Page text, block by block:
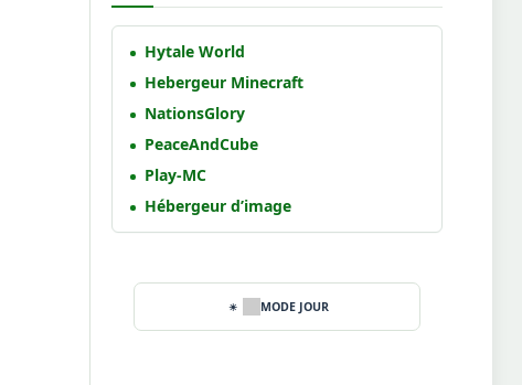
Hytale World
Hebergeur Minecraft
NationsGlory
PeaceAndCube
Play-MC
Hébergeur d’image
MODE JOUR